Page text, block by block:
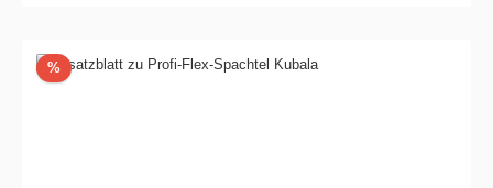
%Rabatt